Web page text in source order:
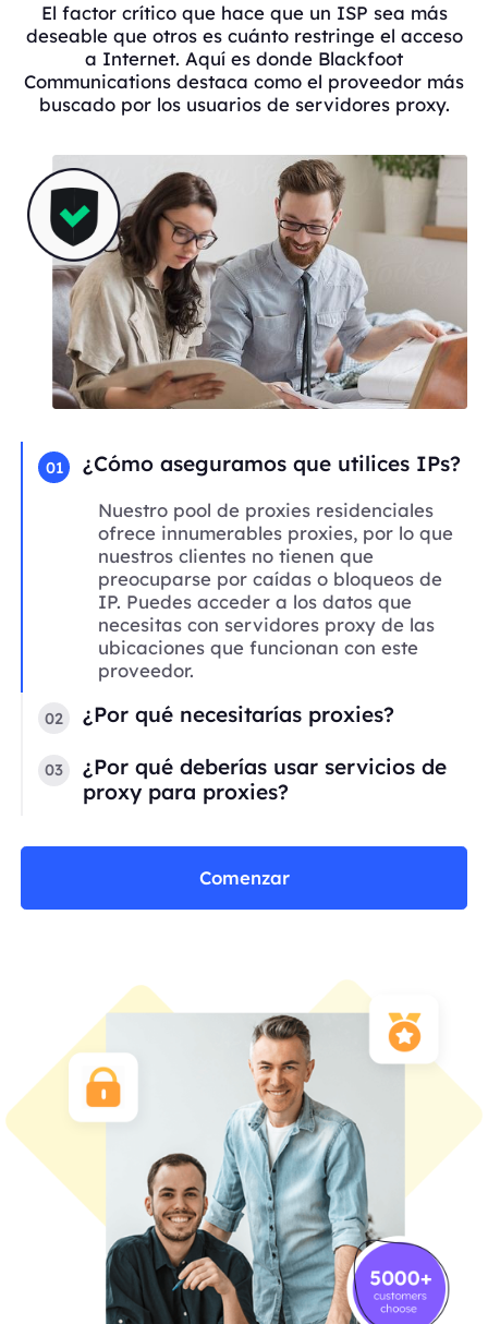
El factor crítico que hace que un ISP sea más
deseable que otros es cuánto restringe el acceso
a Internet. Aquí es donde Blackfoot
Communications destaca como el proveedor más
buscado por los usuarios de servidores proxy.
01 ¿Cómo aseguramos que utilices IPs?
Nuestro pool de proxies residenciales
ofrece innumerables proxies, por lo que
nuestros clientes no tienen que
preocuparse por caídas o bloqueos de
IP. Puedes acceder a los datos que
necesitas con servidores proxy de las
ubicaciones que funcionan con este
proveedor.
02 ¿Por qué necesitarías proxies?
03
¿Por qué deberías usar servicios de
proxy para proxies?
Comenzar